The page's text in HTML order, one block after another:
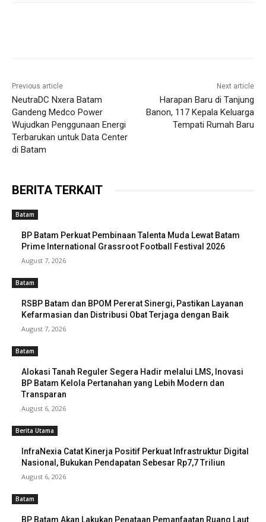
Previous article
NeutraDC Nxera Batam
Gandeng Medco Power
Wujudkan Penggunaan Energi
Terbarukan untuk Data Center
di Batam
Next article
Harapan Baru di Tanjung
Banon, 117 Kepala Keluarga
Tempati Rumah Baru
BERITA TERKAIT
Batam
BP Batam Perkuat Pembinaan Talenta Muda Lewat Batam
Prime International Grassroot Football Festival 2026
August 7, 2026
Batam
RSBP Batam dan BPOM Pererat Sinergi, Pastikan Layanan
Kefarmasian dan Distribusi Obat Terjaga dengan Baik
August 7, 2026
Batam
Alokasi Tanah Reguler Segera Hadir melalui LMS, Inovasi
BP Batam Kelola Pertanahan yang Lebih Modern dan
Transparan
August 6, 2026
Berita Utama
InfraNexia Catat Kinerja Positif Perkuat Infrastruktur Digital
Nasional, Bukukan Pendapatan Sebesar Rp7,7 Triliun
August 6, 2026
Batam
BP Batam Akan Lakukan Penataan Pemanfaatan Ruang Laut